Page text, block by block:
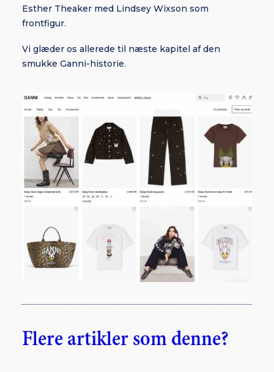
Esther Theaker med Lindsey Wixson som
frontfigur.
Vi glæder os allerede til næste kapitel af den
smukke Ganni-historie.
Flere artikler som denne?